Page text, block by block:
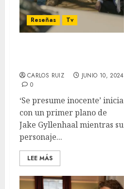
Reseñas Tv
CARLOS RUIZ
JUNIO 10, 2024
0
‘Se presume inocente’ inicia
con un primer plano de
Jake Gyllenhaal mientras su
personaje...
LEE MÁS